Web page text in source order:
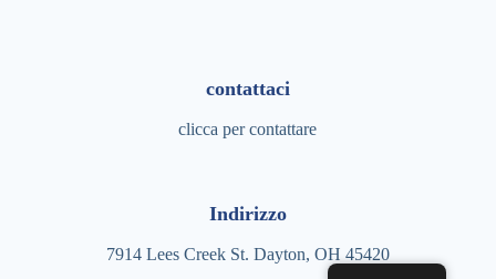
contattaci
clicca per contattare
Indirizzo
7914 Lees Creek St. Dayton, OH 45420